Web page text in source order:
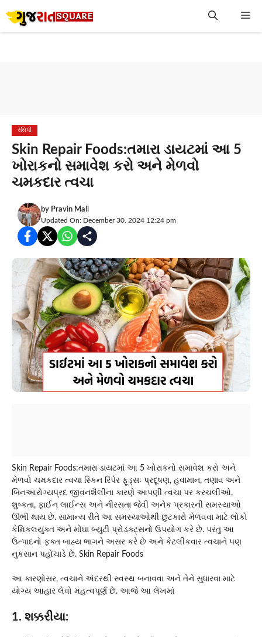
to
રેસિપી
Skin Repair Foods:તમારા ડાયટમાં આ 5
ખોરાકનો સમાવેશ કરો અને મેળવો
ચમકદાર ત્વચા
by Pravin Mali
Updated On: December 30, 2024 12:24 pm
Skin Repair Foods:તમારા ડાયટમાં આ 5 ખોરાકનો સમાવેશ કરો અને
મેળવો ચમકદાર ત્વચા સ્કિન રિપેર ફૂડ્સઃ પ્રદૂષણ, હવામાન, તણાવ અને
બિનઆરોગ્યપ્રદ જીવનશૈલીના કારણે આપણી ત્વચા પર કરચલીઓ,
શુષ્કતા, ફાઈન લાઈન્સ અને નીરસતા જેવી અનેક પ્રકારની સમસ્યાઓ
ઊભી થાય છે. સામાન્ય રીતે આ સમસ્યાઓથી છુટકારો મેળવવા માટે લોકો
કેમિકલયુક્ત અને મોંઘા બ્યુટી પ્રોડક્ટ્સનો ઉપયોગ કરે છે. પરંતુ આ
ઉત્પાદનો ફક્ત બાહ્ય ભાગને અસર કરે છે અને કેટલીકવાર ત્વચાને પણ
નુકસાન પહોંચાડે છે. Skin Repair Foods
આ કારણોસર, ત્વચાને અંદરથી સ્વસ્થ બનાવવા અને તેને સુધારવા માટે
યોગ્ય આહાર લેવો મહત્વપૂર્ણ છે. આજે આ લેખમાં
1. શક્કરીયા: